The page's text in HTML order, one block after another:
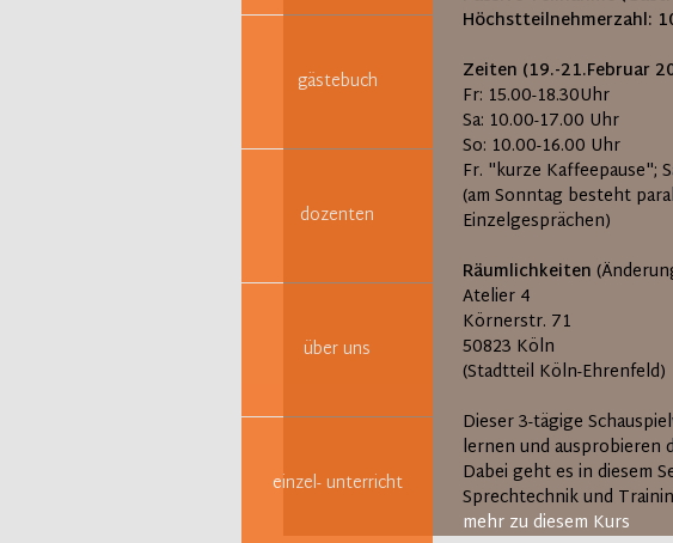
gästebuch
dozenten
über uns
einzel- unterricht
Höchstteilnehmerzahl:
Zeiten (19.-21.Februar
Fr: 15.00-18.30Uhr
Sa: 10.00-17.00 Uhr
So: 10.00-16.00 Uhr
Fr. "kurze Kaffeepause";
(am Sonntag besteht
Einzelgesprächen)
Räumlichkeiten
Atelier 4
Körnerstr. 71
50823 Köln
(Stadtteil Köln-Ehrenfeld)
Dieser 3-tägige
lernen und ausprobieren
Dabei geht es in diesem
Sprechtechnik und
mehr zu diesem Kurs